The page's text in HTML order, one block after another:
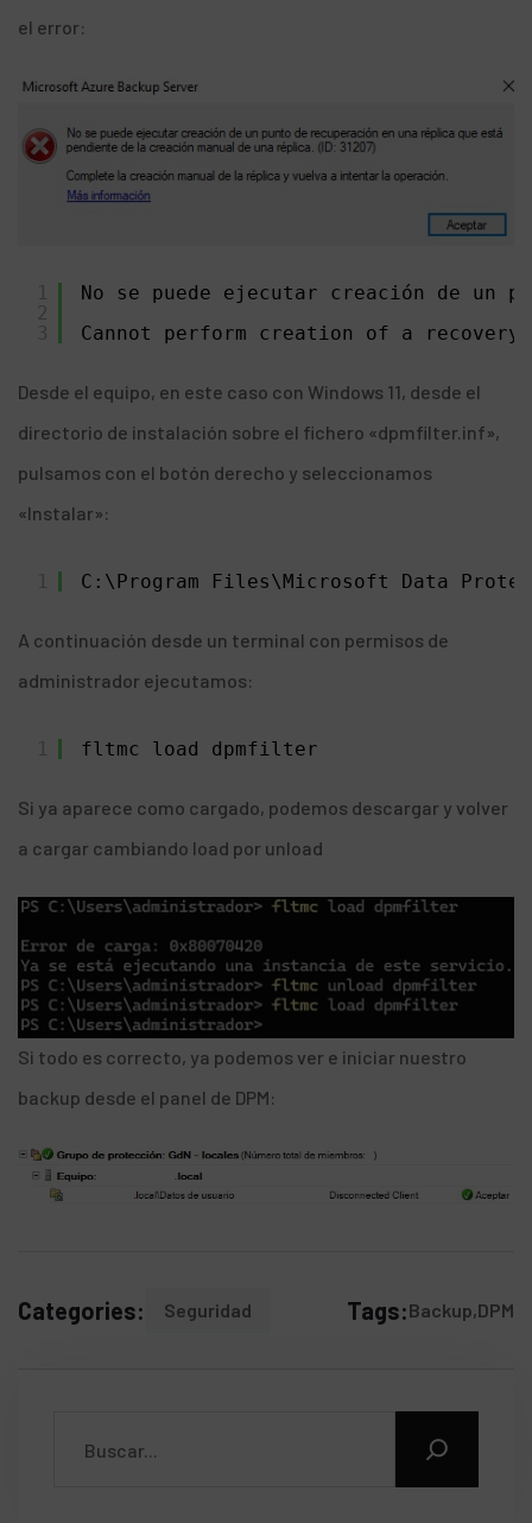
el error:
1
2
3
No se puede ejecutar creación de un
Cannot perform creation of a
Desde el equipo, en este caso con Windows 11, desde el
directorio de instalación sobre el fichero «dpmfilter.inf»,
pulsamos con el botón derecho y seleccionamos
«Instalar»:
1 C:\Program Files\Microsoft Data
A continuación desde un terminal con permisos de
administrador ejecutamos:
1 fltmc load dpmfilter
Si ya aparece como cargado, podemos descargar y volver
a cargar cambiando load por unload
Si todo es correcto, ya podemos ver e iniciar nuestro
backup desde el panel de DPM:
Categories: Seguridad Tags:Backup DPM